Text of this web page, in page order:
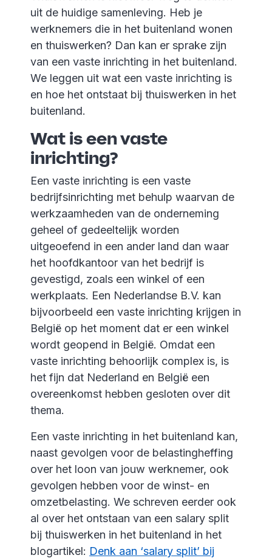
uit de huidige samenleving. Heb je
werknemers die in het buitenland wonen
en thuiswerken? Dan kan er sprake zijn
van een vaste inrichting in het buitenland.
We leggen uit wat een vaste inrichting is
en hoe het ontstaat bij thuiswerken in het
buitenland.
Wat is een vaste
inrichting?
Een vaste inrichting is een vaste
bedrijfsinrichting met behulp waarvan de
werkzaamheden van de onderneming
geheel of gedeeltelijk worden
uitgeoefend in een ander land dan waar
het hoofdkantoor van het bedrijf is
gevestigd, zoals een winkel of een
werkplaats. Een Nederlandse B.V. kan
bijvoorbeeld een vaste inrichting krijgen in
België op het moment dat er een winkel
wordt geopend in België. Omdat een
vaste inrichting behoorlijk complex is, is
het fijn dat Nederland en België een
overeenkomst hebben gesloten over dit
thema.
Een vaste inrichting in het buitenland kan,
naast gevolgen voor de belastingheffing
over het loon van jouw werknemer, ook
gevolgen hebben voor de winst- en
omzetbelasting. We schreven eerder ook
al over het ontstaan van een salary split
bij thuiswerken in het buitenland in het
blogartikel: Denk aan ‘salary split’ bij